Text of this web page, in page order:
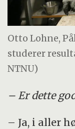
Otto Lohne,
studerer
NTNU)
– Er dette
– Ja, i aller